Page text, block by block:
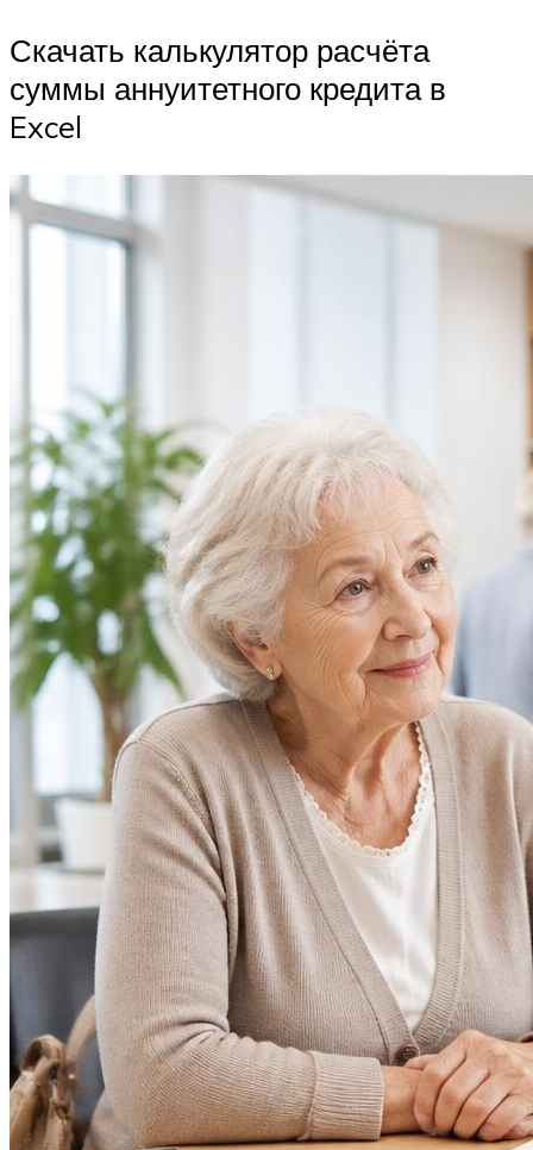
Скачать калькулятор расчёта
суммы аннуитетного кредита в
Excel